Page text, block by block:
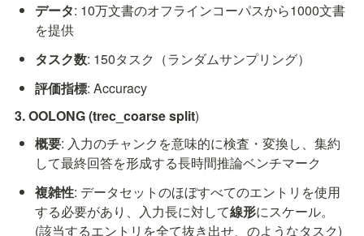
データ: 10万文書のオフラインコーパスから1000文書
を提供
タスク数: 150タスク（ランダムサンプリング）
評価指標: Accuracy
3. OOLONG (trec_coarse split)
概要: 入力のチャンクを意味的に検査・変換し、集約
して最終回答を形成する長時間推論ベンチマーク
複雑性: データセットのほぼすべてのエントリを使用
する必要があり、入力長に対して線形にスケール。
(該当するエントリを全て抜き出せ、のようなタスク)